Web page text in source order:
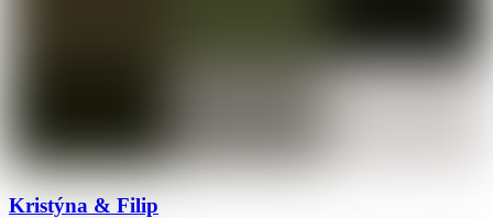
Kristýna & Filip